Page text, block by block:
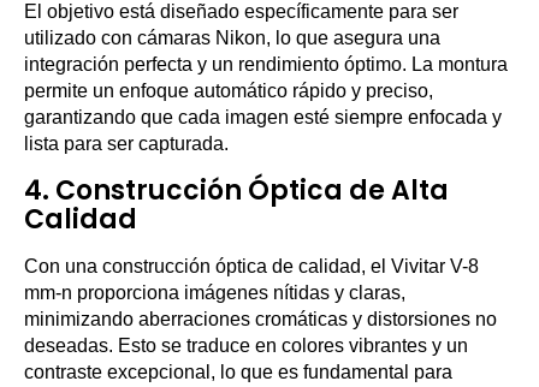
El objetivo está diseñado específicamente para ser
utilizado con cámaras Nikon, lo que asegura una
integración perfecta y un rendimiento óptimo. La montura
permite un enfoque automático rápido y preciso,
garantizando que cada imagen esté siempre enfocada y
lista para ser capturada.
4. Construcción Óptica de Alta
Calidad
Con una construcción óptica de calidad, el Vivitar V-8
mm-n proporciona imágenes nítidas y claras,
minimizando aberraciones cromáticas y distorsiones no
deseadas. Esto se traduce en colores vibrantes y un
contraste excepcional, lo que es fundamental para